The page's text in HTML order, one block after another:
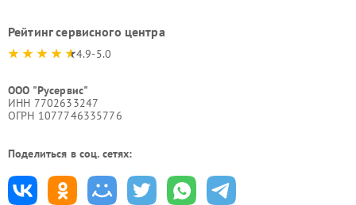
Рейтинг сервисного центра
4.9-5.0
ООО "Русервис"
ИНН 7702633247
ОГРН 1077746335776
Поделиться в соц. сетях: